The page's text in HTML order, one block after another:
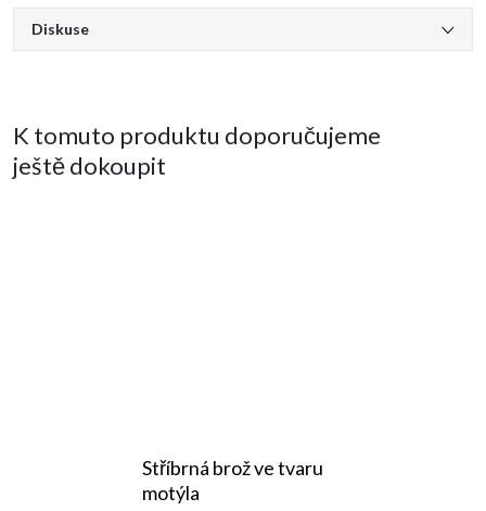
Diskuse
K tomuto produktu doporučujeme
ještě dokoupit
Stříbrná brož ve tvaru
motýla